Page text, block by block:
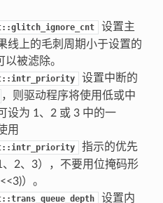
设置主
线上的毛刺周期小于设置的
被滤除。
设置中断的
，则驱动程序将使用低或中
设为 1、2 或 3 中的一
用
指示的优先
2、3），不要用位掩码形
）。
设置内